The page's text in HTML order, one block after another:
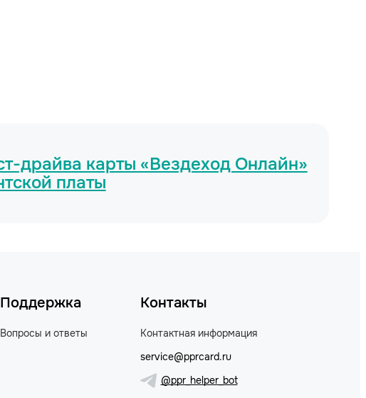
драйва карты «Вездеход Онлайн»
платы
Поддержка
Вопросы и ответы
Контакты
Контактная информация
service@pprcard.ru
@ppr_helper_bot